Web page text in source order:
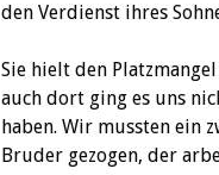
den Verdienst ihres
Sie hielt den
auch dort ging es uns
haben. Wir mussten ein
Bruder gezogen, der